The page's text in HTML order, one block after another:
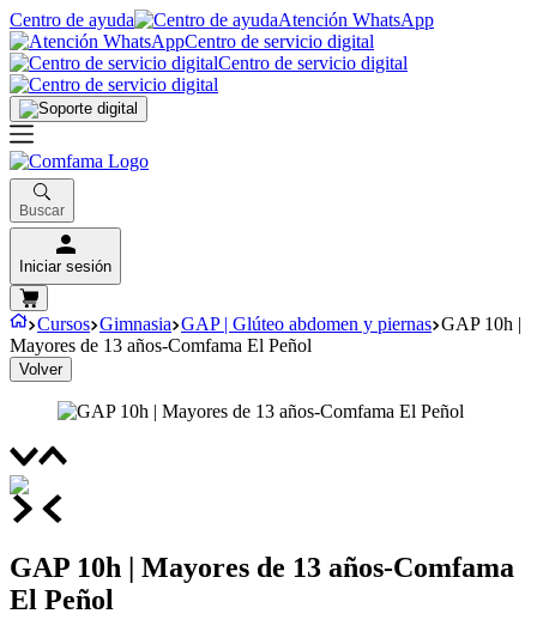
Centro de ayuda
Atención WhatsApp
Centro de servicio digital
Centro de servicio digital
Buscar
Iniciar sesión
Cursos Gimnasia GAP | Glúteo abdomen y piernas GAP 10h |
Mayores de 13 años-Comfama El Peñol
Volver
GAP 10h | Mayores de 13 años-Comfama
El Peñol